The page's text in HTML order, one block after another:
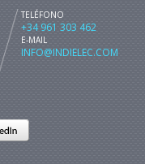
TELÉFONO
+34 961 303 462
E-MAIL
INFO@INDIELEC.COM